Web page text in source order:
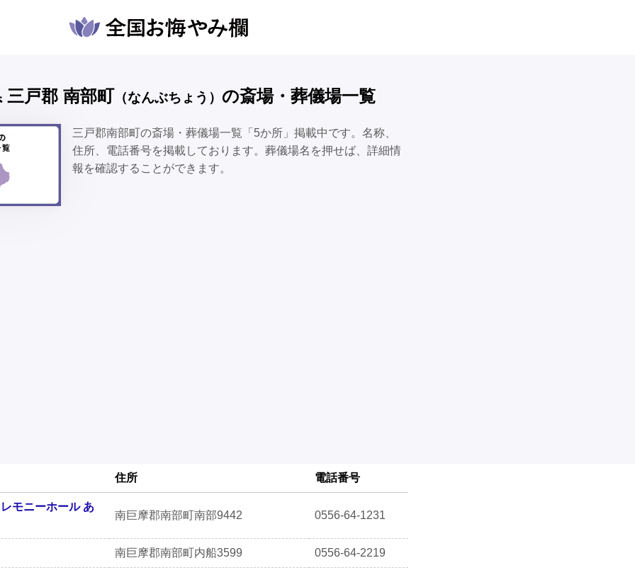
三戸郡 南部町 （なんぶちょう） の斎場・葬儀場一覧
三戸郡南部町の斎場・葬儀場一覧「5か所」掲載中です。名称、
住所、電話番号を掲載しております。葬儀場名を押せば、詳細情
報を確認することができます。
住所 電話番号
モニーホール あ
南巨摩郡南部町南部9442 0556-64-1231
南巨摩郡南部町内船3599 0556-64-2219